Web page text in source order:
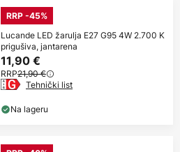
RRP -45%
Lucande LED žarulja E27 G95 4W 2.700 K
prigušiva, jantarena
11,90 €
RRP21,90 €
Tehnički list
Na lageru